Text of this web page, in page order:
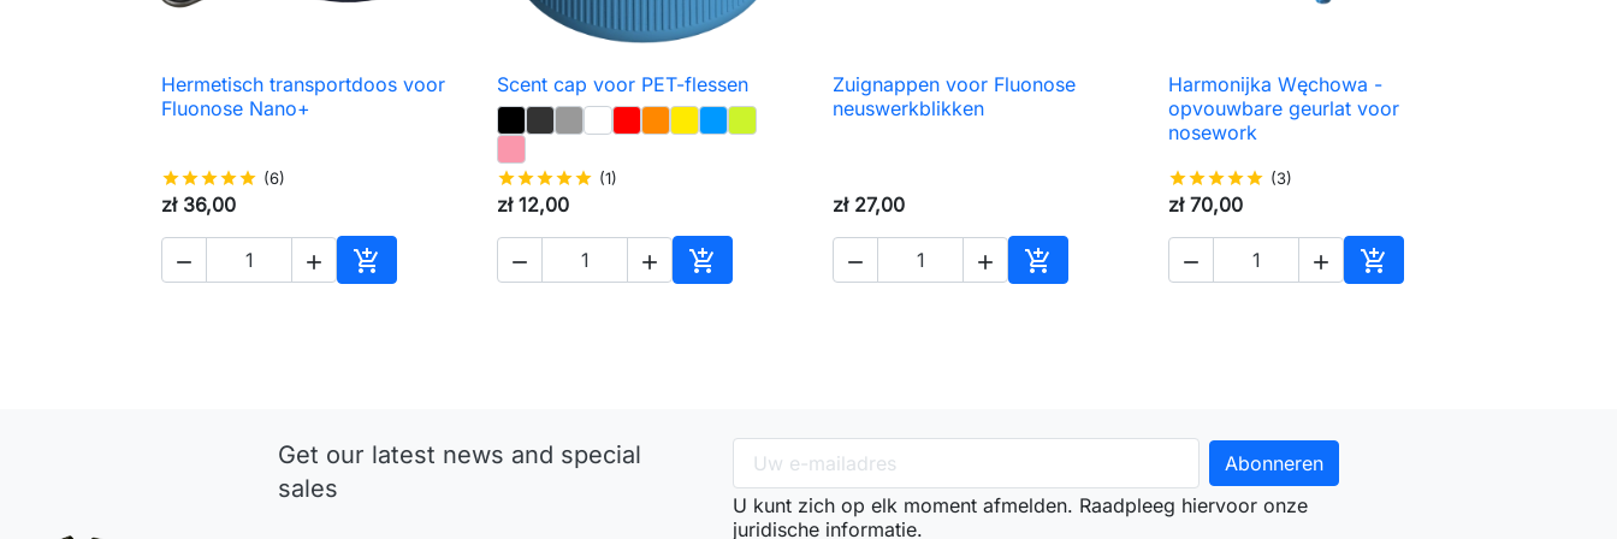
 Snel bekijken
Hermetisch transportdoos voor
Fluonose Nano+
starstarstarstarstar (6)
zł 36,00
  
Toevoegen aan winkelwagen
 Snel bekijken
Scent cap voor PET-flessen
starstarstarstarstar (1)
zł 12,00
  
Toevoegen aan winkelwagen
 Snel bekijken
Zuignappen voor Fluonose
neuswerkblikken
zł 27,00
  
Toevoegen aan winkelwagen
 Snel bekijken
Harmonijka Węchowa -
opvouwbare geurlat voor
nosework
starstarstarstarstar (3)
zł 70,00
  
Toevoegen aan
Get our latest news and special
sales
U kunt zich op elk moment afmelden. Raadpleeg hiervoor onze
juridische informatie.